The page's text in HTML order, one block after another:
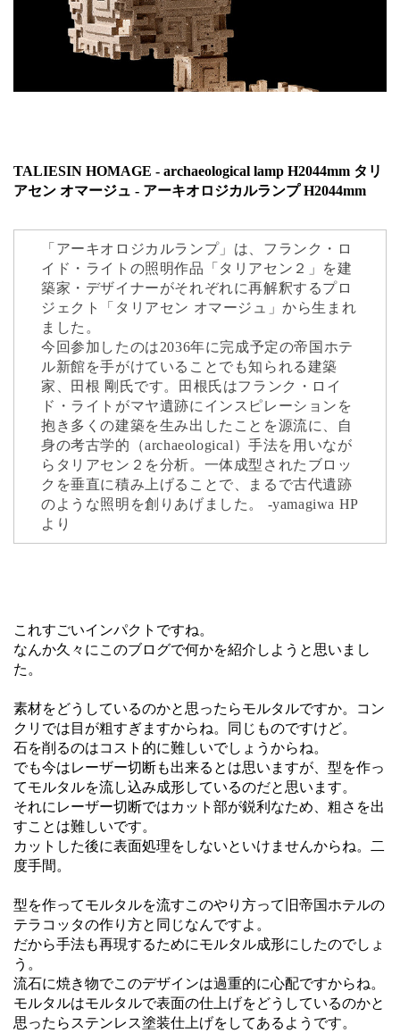
TALIESIN HOMAGE - archaeological lamp H2044mm タリ
アセン オマージュ - アーキオロジカルランプ H2044mm
「アーキオロジカルランプ」は、フランク・ロ
イド・ライトの照明作品「タリアセン２」を建
築家・デザイナーがそれぞれに再解釈するプロ
ジェクト「タリアセン オマージュ」から生まれ
ました。
今回参加したのは2036年に完成予定の帝国ホテ
ル新館を手がけていることでも知られる建築
家、田根 剛氏です。田根氏はフランク・ロイ
ド・ライトがマヤ遺跡にインスピレーションを
抱き多くの建築を生み出したことを源流に、自
身の考古学的（archaeological）手法を用いなが
らタリアセン２を分析。一体成型されたブロッ
クを垂直に積み上げることで、まるで古代遺跡
のような照明を創りあげました。 -yamagiwa HP
より
これすごいインパクトですね。
なんか久々にこのブログで何かを紹介しようと思いまし
た。
素材をどうしているのかと思ったらモルタルですか。コン
クリでは目が粗すぎますからね。同じものですけど。
石を削るのはコスト的に難しいでしょうからね。
でも今はレーザー切断も出来るとは思いますが、型を作っ
てモルタルを流し込み成形しているのだと思います。
それにレーザー切断ではカット部が鋭利なため、粗さを出
すことは難しいです。
カットした後に表面処理をしないといけませんからね。二
度手間。
型を作ってモルタルを流すこのやり方って旧帝国ホテルの
テラコッタの作り方と同じなんですよ。
だから手法も再現するためにモルタル成形にしたのでしょ
う。
流石に焼き物でこのデザインは過重的に心配ですからね。
モルタルはモルタルで表面の仕上げをどうしているのかと
思ったらステンレス塗装仕上げをしてあるようです。